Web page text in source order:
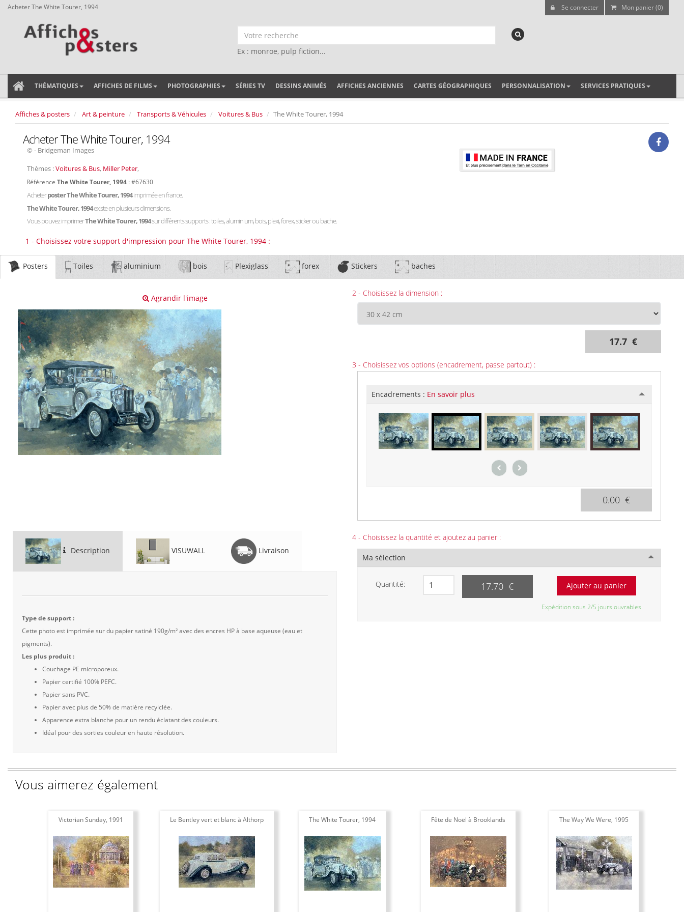
Acheter The White Tourer, 1994 Se connecter Mon panier (0)
Ex : monroe, pulp fiction...
THÉMATIQUES AFFICHES DE FILMS PHOTOGRAPHIES SÉRIES TV DESSINS ANIMÉS AFFICHES ANCIENNES CARTES GÉOGRAPHIQUES PERSONNALISATION SERVICES PRATIQUES
Affiches & posters Art & peinture Transports & Véhicules Voitures & Bus The White Tourer, 1994
Acheter The White Tourer, 1994
© - Bridgeman Images
Thèmes :Voitures & Bus, Miller Peter,
Référence The White Tourer, 1994 : #67630
Acheterposter The White Tourer, 1994imprimée en france.
The White Tourer, 1994existe en plusieurs dimensions.
Vous pouvez imprimerThe White Tourer, 1994sur différents supports : toiles, aluminium, bois, plexi, forex, sticker ou bache.
1 - Choisissez votre support d'impression pour The White Tourer, 1994 :
Posters Toiles aluminium bois Plexiglass forex Stickers baches
Agrandir l'image
Description VISUWALL Livraison
Type de support :
Cette photo est imprimée sur du papier satiné 190g/m² avec des encres HP à base aqueuse (eau et
pigments).
Les plus produit :
Couchage PE microporeux.
Papier certifié 100% PEFC.
Papier sans PVC.
Papier avec plus de 50% de matière recylclée.
Apparence extra blanche pour un rendu éclatant des couleurs.
Idéal pour des sorties couleur en haute résolution.
2 - Choisissez la dimension :
17.7 €
3 - Choisissez vos options (encadrement, passe partout) :
Encadrements : En savoir plus
0.00 €
4 - Choisissez la quantité et ajoutez au panier :
Ma sélection
Quantité: 17.70 €
Expédition sous 2/5 jours ouvrables.
Vous aimerez également
Victorian Sunday, 1991 Le Bentley vert et blanc à Althorp The White Tourer, 1994 Fête de Noël à Brooklands The Way We Were, 1995